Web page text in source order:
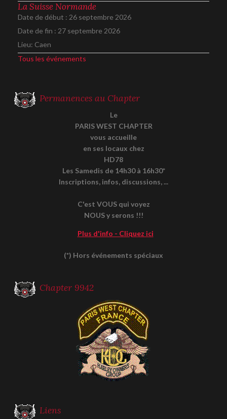
La Suisse Normande
Date de début : 26 septembre 2026
Date de fin : 27 septembre 2026
Lieu: Caen
Tous les événements
Permanences au Chapter
Le
PARIS WEST CHAPTER
vous accueille
en ses locaux chez
HD78
Les Samedis de 14h30 à 16h30*
Inscriptions, infos, discussions, ...
C'est VOUS qui voyez
NOUS y serons !!!
Plus d'info - Cliquez ici
(*) Hors événements spéciaux
Chapter 9942
Liens